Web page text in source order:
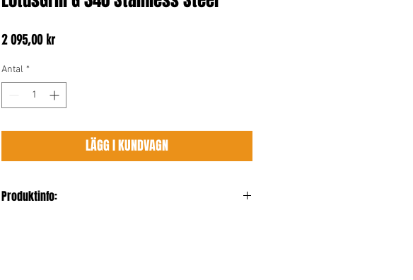
2 095,00 krPris
Antal *
LÄGG I KUNDVAGN
Produktinfo: